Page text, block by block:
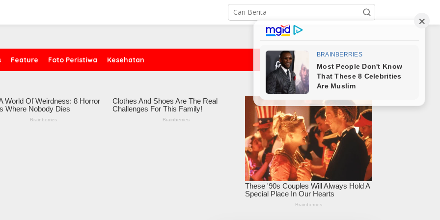
Feature Foto Peristiwa Kesehatan